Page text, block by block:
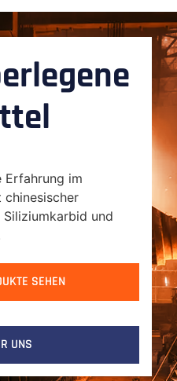
Erfahrung im
und
SEHEN
UNS